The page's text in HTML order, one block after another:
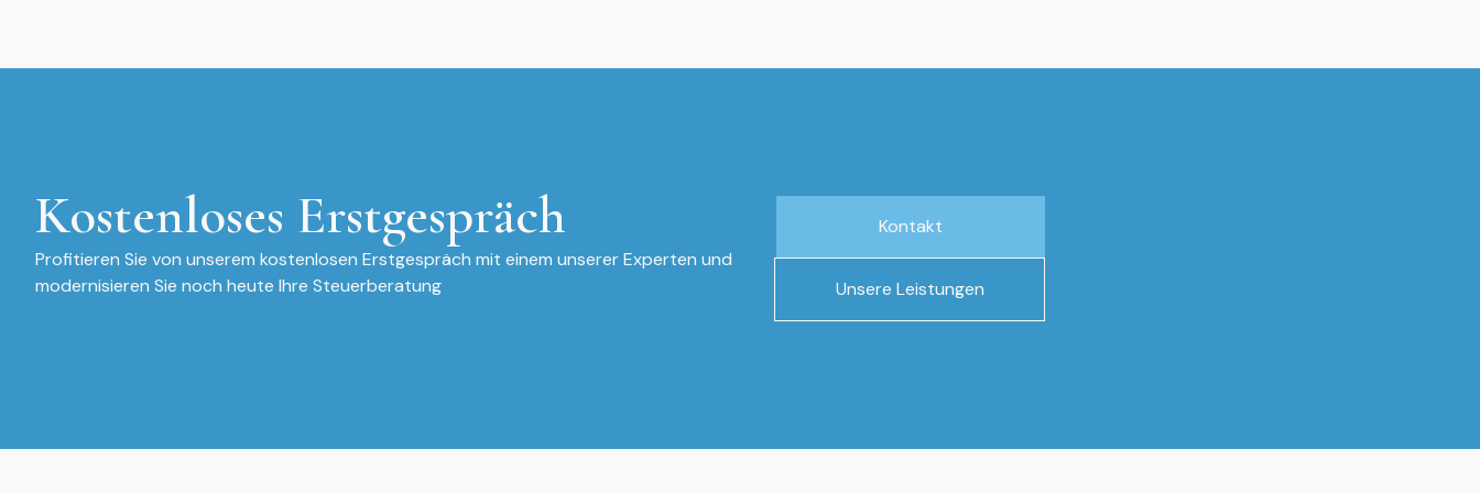
Kostenloses Erstgespräch
Profitieren Sie von unserem kostenlosen Erstgespräch mit einem unserer Experten und
modernisieren Sie noch heute Ihre Steuerberatung
Kontakt
Unsere Leistungen